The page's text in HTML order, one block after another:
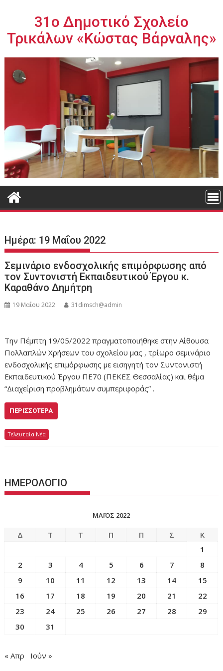
περιεχόμενο31ο Δημοτικό Σχολείο
Τρικάλων «Κώστας Βάρναλης»
Ημέρα: 19 Μαΐου 2022
Σεμινάριο ενδοσχολικής επιμόρφωσης από
τον Συντονιστή Εκπαιδευτικού Έργου κ.
Καραθάνο Δημήτρη
19 Μαΐου 2022 31dimsch@admin
Την Πέμπτη 19/05/2022 πραγματοποιήθηκε στην Αίθουσα
Πολλαπλών Χρήσεων του σχολείου μας , τρίωρο σεμινάριο
ενδοσχολικής επιμόρφωσης με εισηγητή τον Συντονιστή
Εκπαιδευτικού Έργου ΠΕ70 (ΠΕΚΕΣ Θεσσαλίας) και θέμα
“Διαχείριση προβλημάτων συμπεριφοράς” .
ΠΕΡΙΣΣΌΤΕΡΑ
Τελευταία Νέα
ΗΜΕΡΟΛΟΓΙΟ
ΜΆΙΟΣ 2022
Δ Τ Τ Π Π Σ
Κ
1
2
3 4 5 6 7
8
9
10 11 12 13 14
15
16
17 18 19 20 21
22
23
24 25 26 27 28
29
30
31
« Απρ Ιούν »